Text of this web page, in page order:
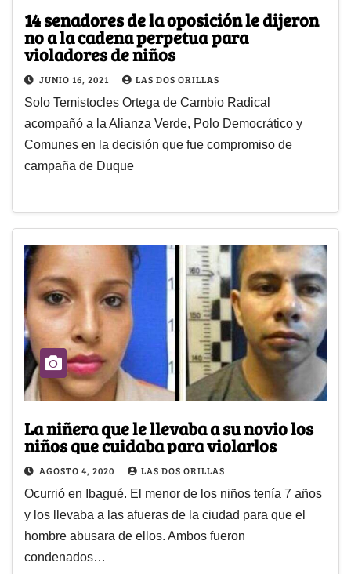
14 senadores de la oposición le dijeron
no a la cadena perpetua para
violadores de niños
JUNIO 16, 2021 LAS DOS ORILLAS
Solo Temistocles Ortega de Cambio Radical
acompañó a la Alianza Verde, Polo Democrático y
Comunes en la decisión que fue compromiso de
campaña de Duque
La niñera que le llevaba a su novio los
niños que cuidaba para violarlos
AGOSTO 4, 2020 LAS DOS ORILLAS
Ocurrió en Ibagué. El menor de los niños tenía 7 años
y los llevaba a las afueras de la ciudad para que el
hombre abusara de ellos. Ambos fueron
condenados…